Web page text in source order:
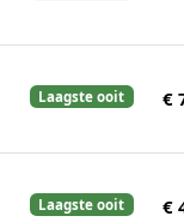
Laagste ooit €
Laagste ooit €